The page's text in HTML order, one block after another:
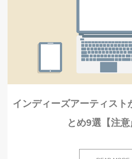
インディーズアーティスト
とめ9選【注意